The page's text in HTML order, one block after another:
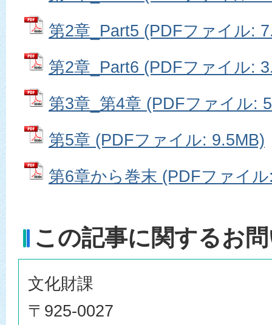
第2章_Part5 (PDFファイル:
第2章_Part6 (PDFファイル:
第3章_第4章 (PDFファイル:
第5章 (PDFファイル: 9.5MB)
第6章から巻末 (PDFファイ
この記事に関するお
文化財課
〒925-0027